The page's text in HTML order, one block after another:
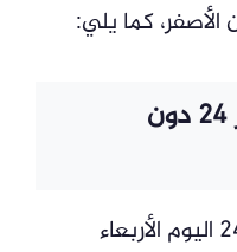
كما يلي:
سعر جرام الذهب عيار 24 دون
وبلغ سعر جرام الذهب عيار 24 اليوم الأربعاء